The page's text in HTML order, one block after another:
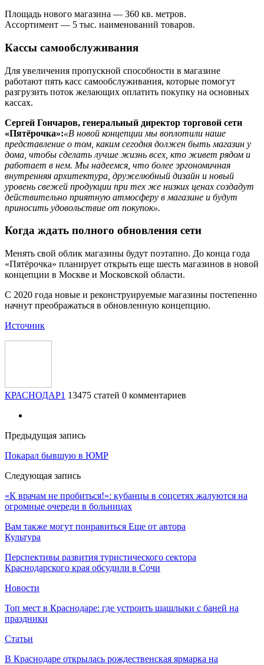
Площадь нового магазина — 360 кв. метров.
Ассортимент — 5 тыс. наименований товаров.
Кассы самообслуживания
Для увеличения пропускной способности в магазине
работают пять касс самообслуживания, которые помогут
разгрузить поток желающих оплатить покупку на основных
кассах.
Сергей Гончаров, генеральный директор торговой сети
«Пятёрочка»:«В новой концепции мы воплотили наше
представление о том, каким сегодня должен быть магазин у
дома, чтобы сделать лучше жизнь всех, кто живет рядом и
работает в нем. Мы надеемся, что более эргономичная
внутренняя архитектура, дружелюбный дизайн и новый
уровень свежей продукции при тех же низких ценах создадут
действительно приятную атмосферу в магазине и будут
приносить удовольствие от покупок».
Когда ждать полного обновления сети
Менять свой облик магазины будут поэтапно. До конца года
«Пятёрочка» планирует открыть еще шесть магазинов в новой
концепции в Москве и Московской области.
С 2020 года новые и реконструируемые магазины постепенно
начнут преображаться в обновленную концепцию.
Источник
КРАСНОДАР1 13475 статей 0 комментариев
Предыдущая запись
Покарал бывшую в ЮМР
Следующая запись
«К врачам не пробиться!»: кубанцы в соцсетях жалуются на
огромные очереди в больницах
Вам также могут понравиться Еще от автора
Культура
Перспективы развития туристического сектора
Краснодарского края обсудили в Сочи
Новости
Топ мест в Краснодаре: где устроить шашлыки с баней на
праздники
Статьи
В Краснодаре открылась рождественская ярмарка на